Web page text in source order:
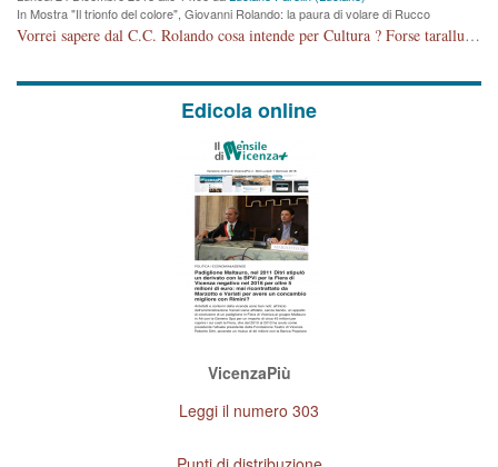
In Mostra "Il trionfo del colore", Giovanni Rolando: la paura di volare di Rucco
Vorrei sapere dal C.C. Rolando cosa intende per Cultura ? Forse tarallucci, vino e sagre, o spaghetti tricolori del PD ? Il continuo (s)parlare della mostra a Palazzo Chiericati caro consigliere DANNEGGIA FORTEMENTE l'immagine della città TUTTA e fa deviare i consensi che in RUSSIA (badi bene ex U.R.S.S.) sono ECCELLENTI. A livello artistico l'evento è di alta Valenza culturale, COMPITO di Tutta la Cittadinanza fare il possibile per propagandare l'iniziativa senza farne UN CASO PARTITICO come fa Lei da sempre. Meno Gazebo + Partecipazione! E così sia. Amen.
Edicola online
VicenzaPiù
Leggi il numero 303